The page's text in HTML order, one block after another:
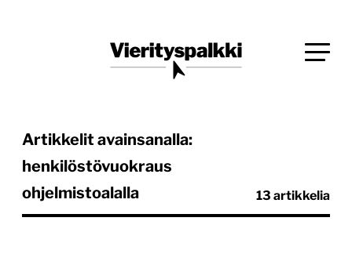
Vierityspalkki.fi
Artikkelit avainsanalla:
henkilöstövuokraus
ohjelmistoalalla
13 artikkelia